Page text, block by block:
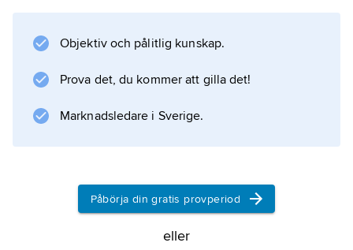
Objektiv och pålitlig kunskap.
Prova det, du kommer att gilla det!
Marknadsledare i Sverige.
Påbörja din gratis provperiod
eller